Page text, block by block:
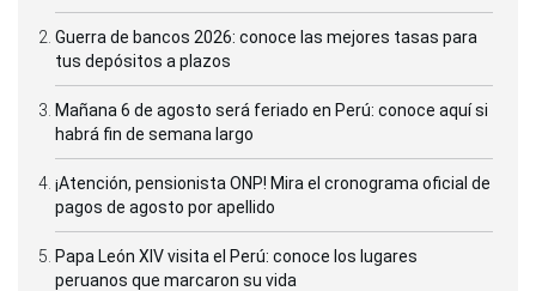
Guerra de bancos 2026: conoce las mejores tasas para
tus depósitos a plazos
Mañana 6 de agosto será feriado en Perú: conoce aquí si
habrá fin de semana largo
¡Atención, pensionista ONP! Mira el cronograma oficial de
pagos de agosto por apellido
Papa León XIV visita el Perú: conoce los lugares
peruanos que marcaron su vida